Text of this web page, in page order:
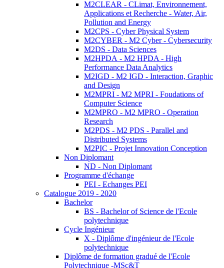
M2CLEAR - CLimat, Environnement,
Applications et Recherche - Water, Air,
Pollution and Energy
M2CPS - Cyber Physical System
M2CYBER - M2 Cyber - Cybersecurity
M2DS - Data Sciences
M2HPDA - M2 HPDA - High
Performance Data Analytics
M2IGD - M2 IGD - Interaction, Graphic
and Design
M2MPRI - M2 MPRI - Foudations of
Computer Science
M2MPRO - M2 MPRO - Operation
Research
M2PDS - M2 PDS - Parallel and
Distributed Systems
M2PIC - Projet Innovation Conception
Non Diplomant
ND - Non Diplomant
Programme d'échange
PEI - Echanges PEI
Catalogue 2019 - 2020
Bachelor
BS - Bachelor of Science de l'Ecole
polytechnique
Cycle Ingénieur
X - Diplôme d'ingénieur de l'Ecole
polytechnique
Diplôme de formation gradué de l'Ecole
Polytechnique -MSc&T